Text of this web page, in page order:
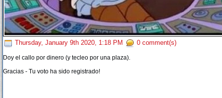
Thursday, January 9th 2020, 1:18 PM 0 comment(s)
Doy el callo por dinero (y tecleo por una plaza).
Gracias - Tu voto ha sido registrado!